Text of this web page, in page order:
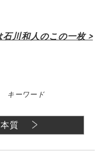
川和人のこの一枚 >
キーワード
質